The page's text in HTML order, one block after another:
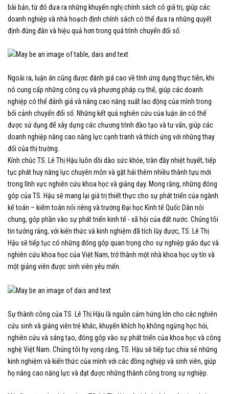
bài bản, từ đó đưa ra những khuyến nghị chính sách có giá trị, giúp các
doanh nghiệp và nhà hoạch định chính sách có thể đưa ra những quyết
định đúng đắn và hiệu quả hơn trong quá trình chuyển đổi số.
Ngoài ra, luận án cũng được đánh giá cao về tính ứng dụng thực tiễn, khi
nó cung cấp những công cụ và phương pháp cụ thể, giúp các doanh
nghiệp có thể đánh giá và nâng cao năng suất lao động của mình trong
bối cảnh chuyển đổi số. Những kết quả nghiên cứu của luận án có thể
được sử dụng để xây dựng các chương trình đào tạo và tư vấn, giúp các
doanh nghiệp nâng cao năng lực cạnh tranh và thích ứng với những thay
đổi của thị trường.
Kính chúc TS. Lê Thị Hậu luôn dồi dào sức khỏe, tràn đầy nhiệt huyết, tiếp
tục phát huy năng lực chuyên môn và gặt hái thêm nhiều thành tựu mới
trong lĩnh vực nghiên cứu khoa học và giảng dạy. Mong rằng, những đóng
góp của TS. Hậu sẽ mang lại giá trị thiết thực cho sự phát triển của ngành
kế toán – kiểm toán nói riêng và trường Đại học Kinh tế Quốc Dân nói
chung, góp phần vào sự phát triển kinh tế - xã hội của đất nước. Chúng tôi
tin tưởng rằng, với kiến thức và kinh nghiệm đã tích lũy được, TS. Lê Thị
Hậu sẽ tiếp tục có những đóng góp quan trọng cho sự nghiệp giáo dục và
nghiên cứu khoa học của Việt Nam, trở thành một nhà khoa học uy tín và
một giảng viên được sinh viên yêu mến.
Sự thành công của TS. Lê Thị Hậu là nguồn cảm hứng lớn cho các nghiên
cứu sinh và giảng viên trẻ khác, khuyến khích họ không ngừng học hỏi,
nghiên cứu và sáng tạo, đóng góp vào sự phát triển của khoa học và công
nghệ Việt Nam. Chúng tôi hy vọng rằng, TS. Hậu sẽ tiếp tục chia sẻ những
kinh nghiệm và kiến thức của mình với các đồng nghiệp và sinh viên, giúp
họ nâng cao năng lực và đạt được những thành công trong sự nghiệp.